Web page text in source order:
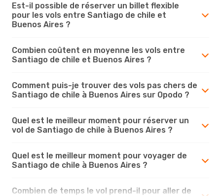
Est-il possible de réserver un billet flexible
pour les vols entre Santiago de chile et
Buenos Aires ?
Combien coûtent en moyenne les vols entre
Santiago de chile et Buenos Aires ?
Comment puis-je trouver des vols pas chers de
Santiago de chile à Buenos Aires sur Opodo ?
Quel est le meilleur moment pour réserver un
vol de Santiago de chile à Buenos Aires ?
Quel est le meilleur moment pour voyager de
Santiago de chile à Buenos Aires ?
Combien de temps le vol prend-il pour aller de